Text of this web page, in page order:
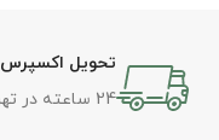
تحویل اکسپرس
24 ساعته در تهران